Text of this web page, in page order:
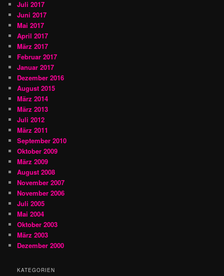
Juli 2017
Juni 2017
Mai 2017
April 2017
März 2017
Februar 2017
Januar 2017
Dezember 2016
August 2015
März 2014
März 2013
Juli 2012
März 2011
September 2010
Oktober 2009
März 2009
August 2008
November 2007
November 2006
Juli 2005
Mai 2004
Oktober 2003
März 2003
Dezember 2000
KATEGORIEN